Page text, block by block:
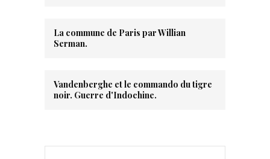
La commune de Paris par Willian
Serman.
Vandenberghe et le commando du tigre
noir. Guerre d'Indochine.